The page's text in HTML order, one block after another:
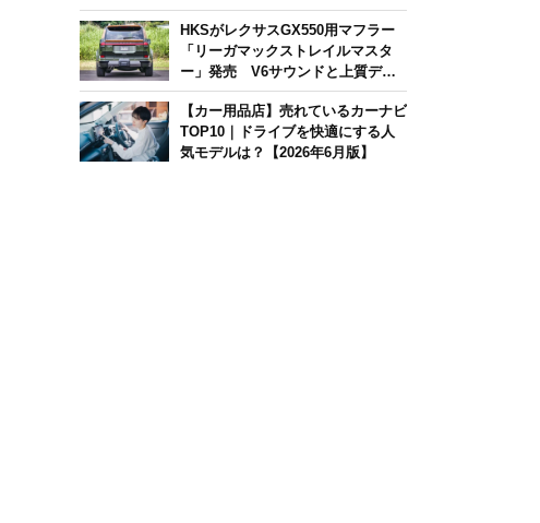
HKSがレクサスGX550用マフラー
「リーガマックストレイルマスタ
ー」発売 V6サウンドと上質デザ
インを両立
【カー用品店】売れているカーナビ
TOP10｜ドライブを快適にする人
気モデルは？【2026年6月版】